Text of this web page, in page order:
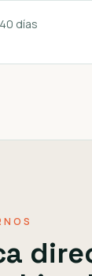
días